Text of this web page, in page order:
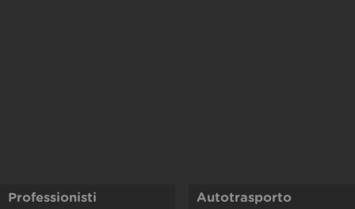
Professionisti Autotrasporto